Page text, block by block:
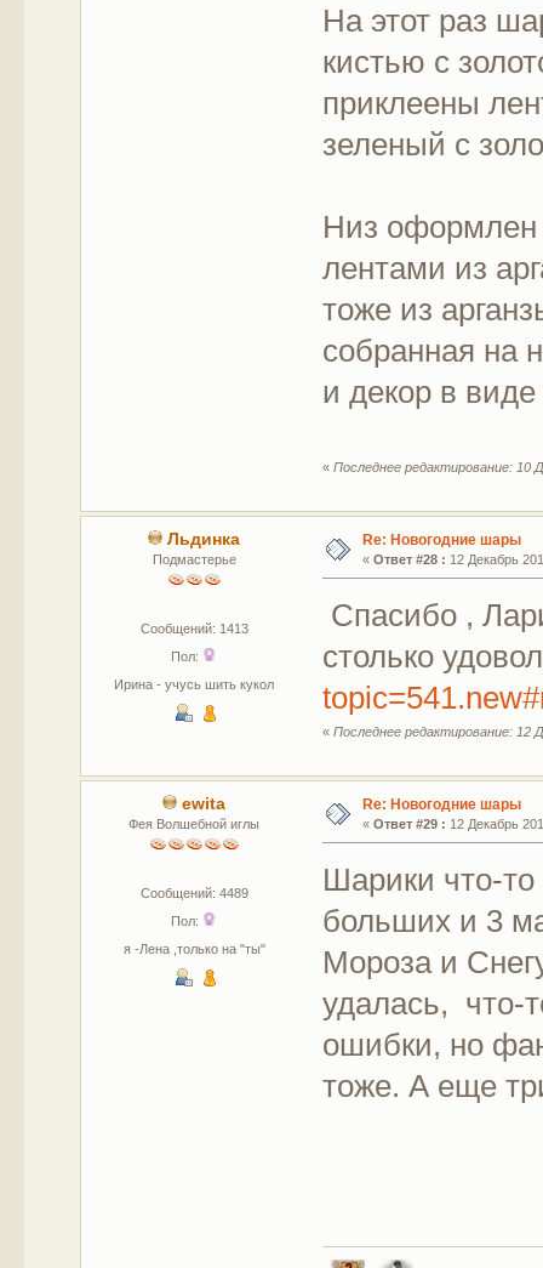
На этот раз
кистью с
приклеены
зеленый с
Низ оформлен
лентами из
тоже из
собранная на
и декор в виде
«Последнее редактирование: 10
Льдинка
Подмастерье
Сообщений: 1413
Пол:
Ирина - учусь шить кукол
Re: Новогодние шары
« Ответ #28 : 12 Декабрь
Спасибо ,
столько
«Последнее редактирование: 12
ewita
Фея Волшебной иглы
Сообщений: 4489
Пол:
я -Лена ,только на "ты"
Re: Новогодние шары
« Ответ #29 : 12 Декабрь
Шарики что-
больших и 3
Мороза и
удалась, что-
ошибки, но
тоже. А еще